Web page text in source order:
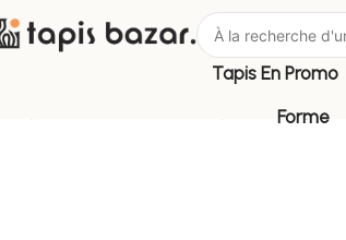
Tapis En Promo
Forme
Tapis Rectangulaire